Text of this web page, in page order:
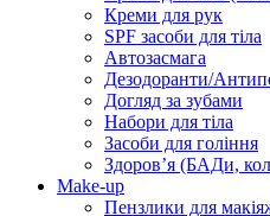
Креми для рук
SPF засоби для тіла
Автозасмага
Дезодоранти/
Догляд за зубами
Набори для тіла
Засоби для гоління
Здоровʼя (БАДи,
Make-up
Пензлики для